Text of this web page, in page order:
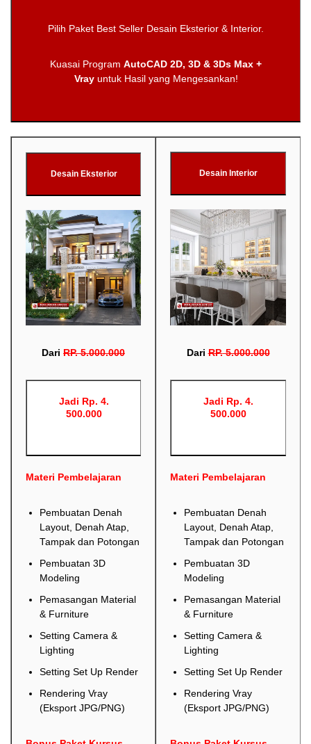
Pilih Paket Best Seller Desain Eksterior & Interior.
Kuasai Program AutoCAD 2D, 3D & 3Ds Max +
Vrayuntuk Hasil yang Mengesankan!
Desain Eksterior
Dari RP.5.000.000
Jadi Rp. 4.
500.000
Materi Pembelajaran
Pembuatan Denah
Layout, Denah Atap,
Tampak dan Potongan
Pembuatan 3D
Modeling
Pemasangan Material
& Furniture
Setting Camera &
Lighting
Setting Set Up Render
Rendering Vray
(Eksport JPG/PNG)
Desain Interior
DariRP.5.000.000
Jadi Rp. 4.
500.000
Materi Pembelajaran
Pembuatan Denah
Layout, Denah Atap,
Tampak dan Potongan
Pembuatan 3D
Modeling
Pemasangan Material
& Furniture
Setting Camera &
Lighting
Setting Set Up Render
Rendering Vray
(Eksport JPG/PNG)